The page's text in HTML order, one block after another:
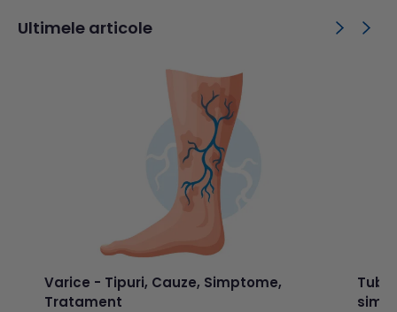
infecție fungică a pielii?Care...
iniția
Ultimele articole
Varice - Tipuri, Cauze, Simptome,
Tratament